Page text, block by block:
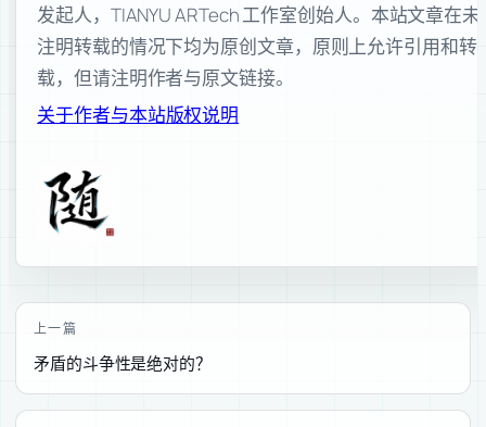
发起人，TIANYU ARTech 工作室创始人。本站文章在未
注明转载的情况下均为原创文章，原则上允许引用和转
载，但请注明作者与原文链接。
关于作者与本站版权说明
上一篇
矛盾的斗争性是绝对的？